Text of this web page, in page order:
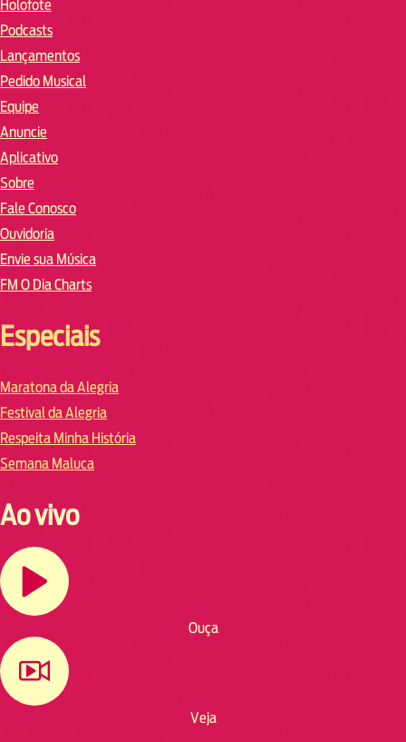
Holofote
Podcasts
Lançamentos
Pedido Musical
Equipe
Anuncie
Aplicativo
Sobre
Fale Conosco
Ouvidoria
Envie sua Música
FM O Dia Charts
Especiais
Maratona da Alegria
Festival da Alegria
Respeita Minha História
Semana Maluca
Ao vivo
Ouça
Veja